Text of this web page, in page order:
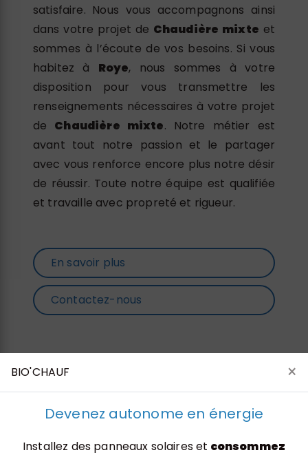
BIO'CHAUF ×
Devenez autonome en énergie
Installez des panneaux solaires et consommez
satisfaire. Nous vous accompagnons ainsi
dans votre projet de Chaudière mixte et
sommes à l’écoute de vos besoins. Si vous
habitez à Roye, nous sommes à votre
disposition pour vous transmettre les
renseignements nécessaires à votre projet
de Chaudière mixte. Notre métier est
avant tout notre passion et le partager
avec vous renforce encore plus notre désir
de réussir. Toute notre équipe est qualifiée
et travaille avec propreté et rigueur.
En savoir plus
Contactez-nous